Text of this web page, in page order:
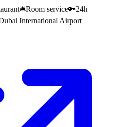
🛎️Room service🔑24h
International Airport